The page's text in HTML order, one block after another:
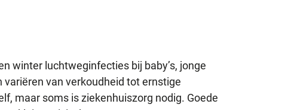
winter luchtweginfecties bij baby’s, jonge
van verkoudheid tot ernstige
maar soms is ziekenhuiszorg nodig. Goede